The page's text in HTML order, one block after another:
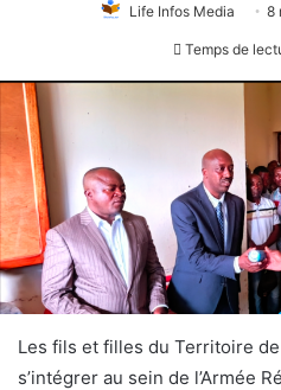
Life Infos Media 8
Temps de
Les fils et filles du Territoire
s’intégrer au sein de l’Armée